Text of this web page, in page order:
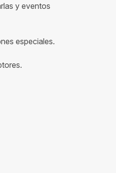
y eventos
especiales.